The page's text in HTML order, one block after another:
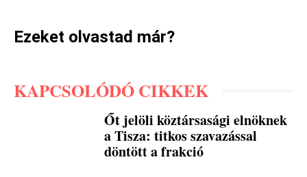
Ezeket olvastad már?
KAPCSOLÓDÓ CIKKEK
Őt jelöli köztársasági elnöknek
a Tisza: titkos szavazással
döntött a frakció